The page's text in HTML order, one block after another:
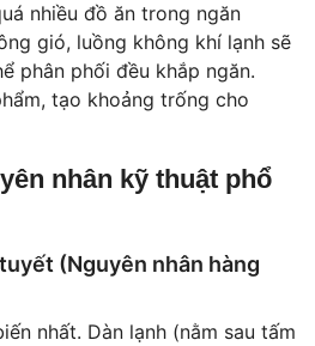
nhiều đồ ăn trong ngăn
gió, luồng không khí lạnh sẽ
phân phối đều khắp ngăn.
tạo khoảng trống cho
nhân kỹ thuật phổ
(Nguyên nhân hàng
nhất. Dàn lạnh (nằm sau tấm